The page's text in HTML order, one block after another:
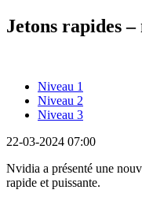
Jetons rapides –
Niveau 1
Niveau 2
Niveau 3
22-03-2024 07:00
Nvidia a présenté une
rapide et puissante.